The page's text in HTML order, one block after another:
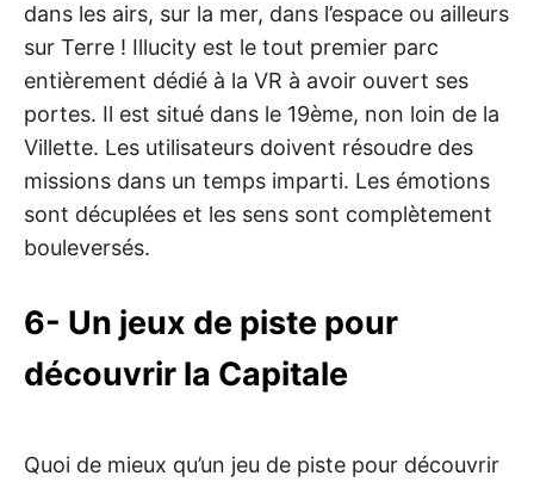
dans les airs, sur la mer, dans l’espace ou ailleurs
sur Terre ! Illucity est le tout premier parc
entièrement dédié à la VR à avoir ouvert ses
portes. Il est situé dans le 19ème, non loin de la
Villette. Les utilisateurs doivent résoudre des
missions dans un temps imparti. Les émotions
sont décuplées et les sens sont complètement
bouleversés.
6- Un jeux de piste pour
découvrir la Capitale
Quoi de mieux qu’un jeu de piste pour découvrir